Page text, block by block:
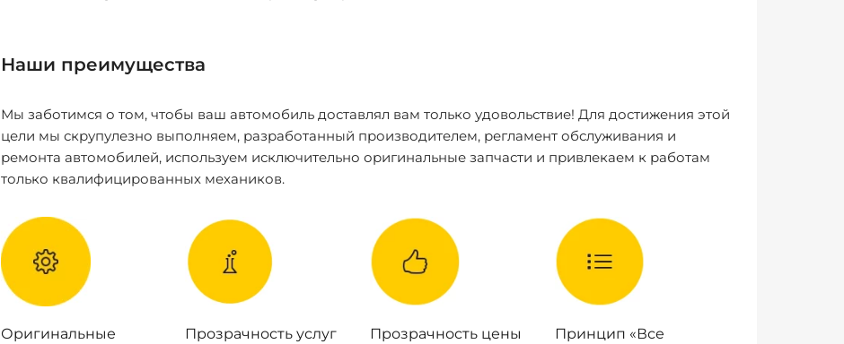
Наши преимущества
Мы заботимся о том, чтобы ваш автомобиль доставлял вам только удовольствие! Для достижения этой
цели мы скрупулезно выполняем, разработанный производителем, регламент обслуживания и
ремонта автомобилей, используем исключительно оригинальные запчасти и привлекаем к работам
только квалифицированных механиков.
Оригинальные
Прозрачность услуг Прозрачность цены
Принцип «Все